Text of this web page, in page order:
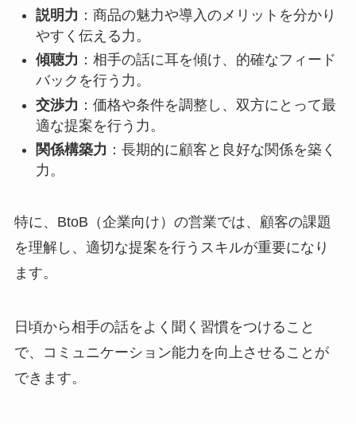
説明力 ：商品の魅力や導入のメリットを分かり
やすく伝える力。
傾聴力 ：相手の話に耳を傾け、的確なフィード
バックを行う力。
交渉力 ：価格や条件を調整し、双方にとって最
適な提案を行う力。
関係構築力 ：長期的に顧客と良好な関係を築く
力。
特に、BtoB（企業向け）の営業では、顧客の課題
を理解し、適切な提案を行うスキルが重要になり
ます。
日頃から相手の話をよく聞く習慣をつけること
で、コミュニケーション能力を向上させることが
できます。